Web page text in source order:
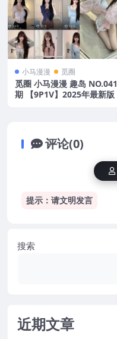
小马漫漫 觅圈
觅圈 小马漫漫 趣岛 NO.041
期 【9P1V】2025年最新版
评论(0)
提示：请文明发言
搜索
近期文章